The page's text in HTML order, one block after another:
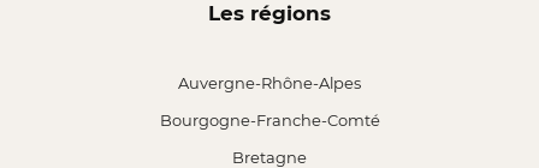
Les régions
Auvergne-Rhône-Alpes
Bourgogne-Franche-Comté
Bretagne